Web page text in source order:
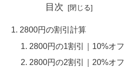
目次
2800円の割引計算
2800円の1割引｜10%オフ
2800円の2割引｜20%オフ